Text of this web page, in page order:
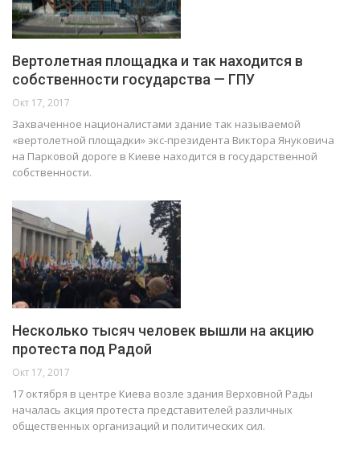
Вертолетная площадка и так находится в
собственности государства — ГПУ
Окт 17, 2017
Захваченное националистами здание так называемой
«вертолетной площадки» экс-президента Виктора Януковича
на Парковой дороге в Киеве находится в государственной
собственности.
Несколько тысяч человек вышли на акцию
протеста под Радой
Окт 17, 2017
17 октября в центре Киева возле здания Верховной Рады
началась акция протеста представителей различных
общественных организаций и политических сил.